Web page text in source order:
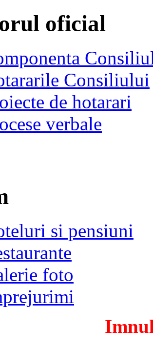
oficial
Consiliului
de hotarari
verbale
si pensiuni
foto